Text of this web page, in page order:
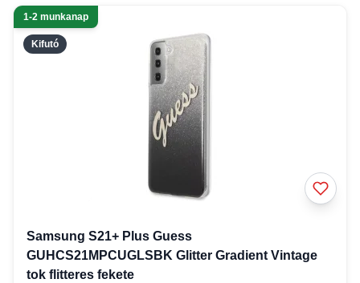
Kifutó
1-2 munkanap
Samsung S21+ Plus Guess
GUHCS21MPCUGLSBK Glitter Gradient Vintage
tok flitteres fekete